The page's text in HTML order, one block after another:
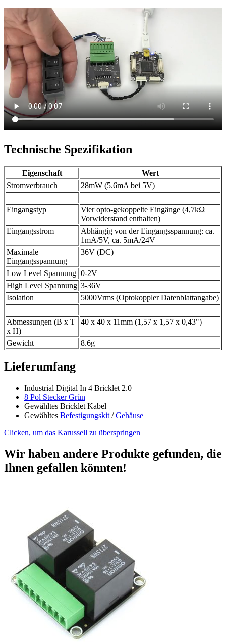
Technische Spezifikation
Eigenschaft
Wert
Stromverbrauch
28mW (5.6mA bei 5V)
Eingangstyp
Vier opto-gekoppelte Eingänge (4,7kΩ
Vorwiderstand enthalten)
Eingangsstrom
Abhängig von der Eingangsspannung: ca.
1mA/5V, ca. 5mA/24V
Maximale
Eingangsspannung
36V (DC)
Low Level Spannung 0-2V
High Level Spannung 3-36V
Isolation
5000Vrms (Optokoppler Datenblattangabe)
Abmessungen (B x T
x H)
40 x 40 x 11mm (1,57 x 1,57 x 0,43")
Gewicht 8.6g
Lieferumfang
Industrial Digital In 4 Bricklet 2.0
8 Pol Stecker Grün
Gewähltes Bricklet Kabel
Gewähltes Befestigungskit /Gehäuse
Clicken, um das Karussell zu überspringen
Wir haben andere Produkte gefunden, die
Ihnen gefallen könnten!